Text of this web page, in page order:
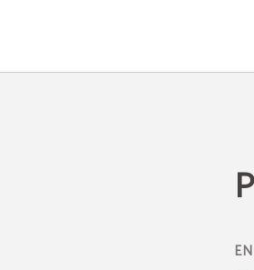
Porto Campanhã - Site Officiel